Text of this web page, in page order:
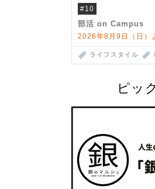
#10
部活 on Campus
2026年8月9日（日）
ライフスタイル
ピッ